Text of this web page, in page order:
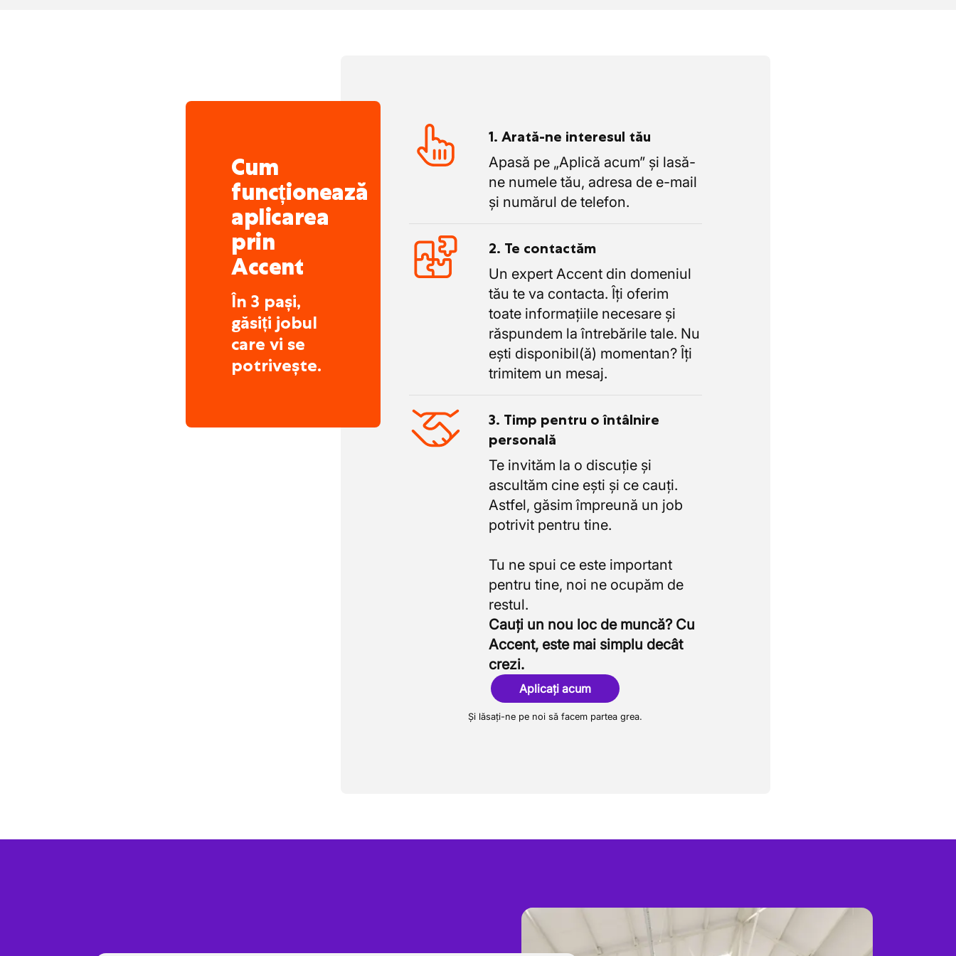
Cum
funcționează
aplicarea
prin
Accent
În 3 pași,
găsiți jobul
care vi se
potrivește.
1. Arată-ne interesul tău
Apasă pe „Aplică acum” și lasă-
ne numele tău, adresa de e-mail
și numărul de telefon.
2. Te contactăm
Un expert Accent din domeniul
tău te va contacta. Îți oferim
toate informațiile necesare și
răspundem la întrebările tale. Nu
ești disponibil(ă) momentan? Îți
trimitem un mesaj.
3. Timp pentru o întâlnire
personală
Te invităm la o discuție și
ascultăm cine ești și ce cauți.
Astfel, găsim împreună un job
potrivit pentru tine.
Tu ne spui ce este important
pentru tine, noi ne ocupăm de
Cauți un nou loc de muncă? Cu
Accent, este mai simplu decât
crezi.
Aplicați acum
Și lăsați-ne pe noi să facem partea grea.